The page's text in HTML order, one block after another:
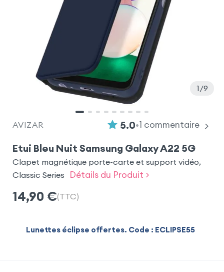
1 9
AVIZAR 5.0•1 commentaire
Etui Bleu Nuit Samsung Galaxy A22 5G
Clapet magnétique porte-carte et support vidéo,
Classic Series
Détails du Produit >
14,90 €(TTC)
Lunettes éclipse offertes. Code : ECLIPSE55